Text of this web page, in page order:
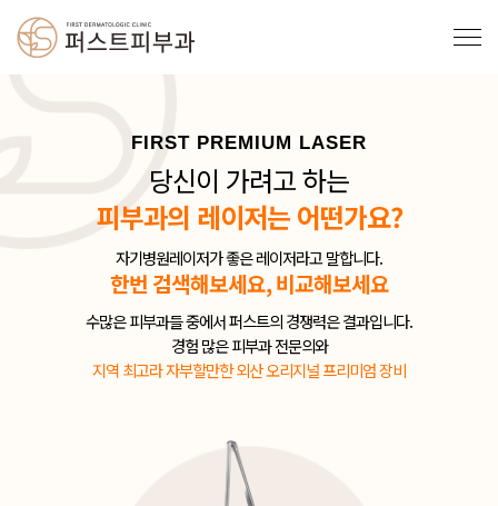
FIRST PREMIUM LASER
당신이 가려고 하는
피부과의 레이저는 어떤가요?
자기병원레이저가 좋은 레이저라고 말합니다.
한번 검색해보세요, 비교해보세요
수많은 피부과들 중에서 퍼스트의 경쟁력은 결과입니다.
경험 많은 피부과 전문의와
지역 최고라 자부할만한 외산 오리지널 프리미엄 장비